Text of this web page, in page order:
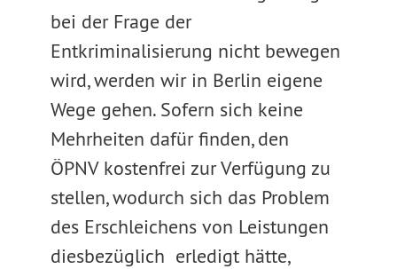
bei der Frage der
Entkriminalisierung nicht bewegen
wird, werden wir in Berlin eigene
Wege gehen. Sofern sich keine
Mehrheiten dafür finden, den
ÖPNV kostenfrei zur Verfügung zu
stellen, wodurch sich das Problem
des Erschleichens von Leistungen
diesbezüglich erledigt hätte,